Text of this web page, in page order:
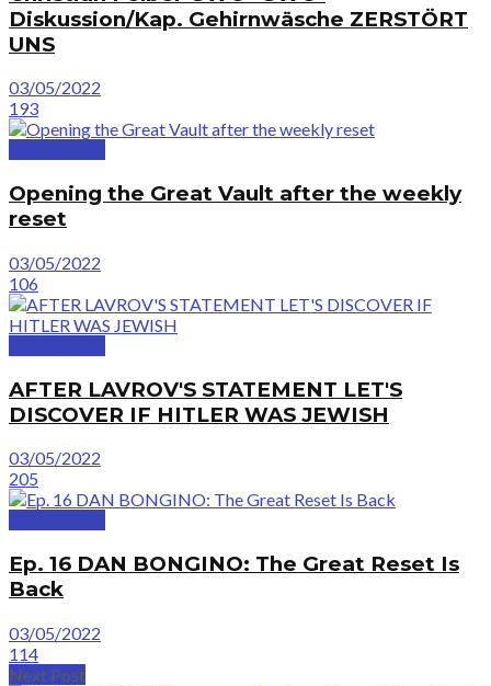
Diskussion/Kap. Gehirnwäsche ZERSTÖRT
UNS
03/05/2022
193
Opening the Great Vault after the weekly
reset
03/05/2022
106
AFTER LAVROV'S STATEMENT LET'S
DISCOVER IF HITLER WAS JEWISH
03/05/2022
205
Ep. 16 DAN BONGINO: The Great Reset Is
Back
03/05/2022
114
Next Post